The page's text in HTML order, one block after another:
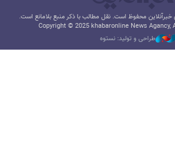
محفوظ است. نقل مطالب با ذکر منبع بلامانع است.
Copyright © 2025 khabaronline News Agancy,
طراحی و تولید: نستوه